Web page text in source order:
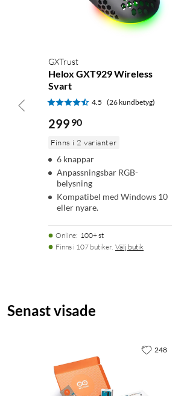
GXTrust
Helox GXT929 Wireless
Svart
4.5 (26 kundbetyg)
299 90
Finns i 2 varianter
6 knappar
Anpassningsbar RGB-
belysning
Kompatibel med Windows 10
eller nyare.
Online: 100+ st
Finns i 107 butiker. Välj butik
Senast visade
248